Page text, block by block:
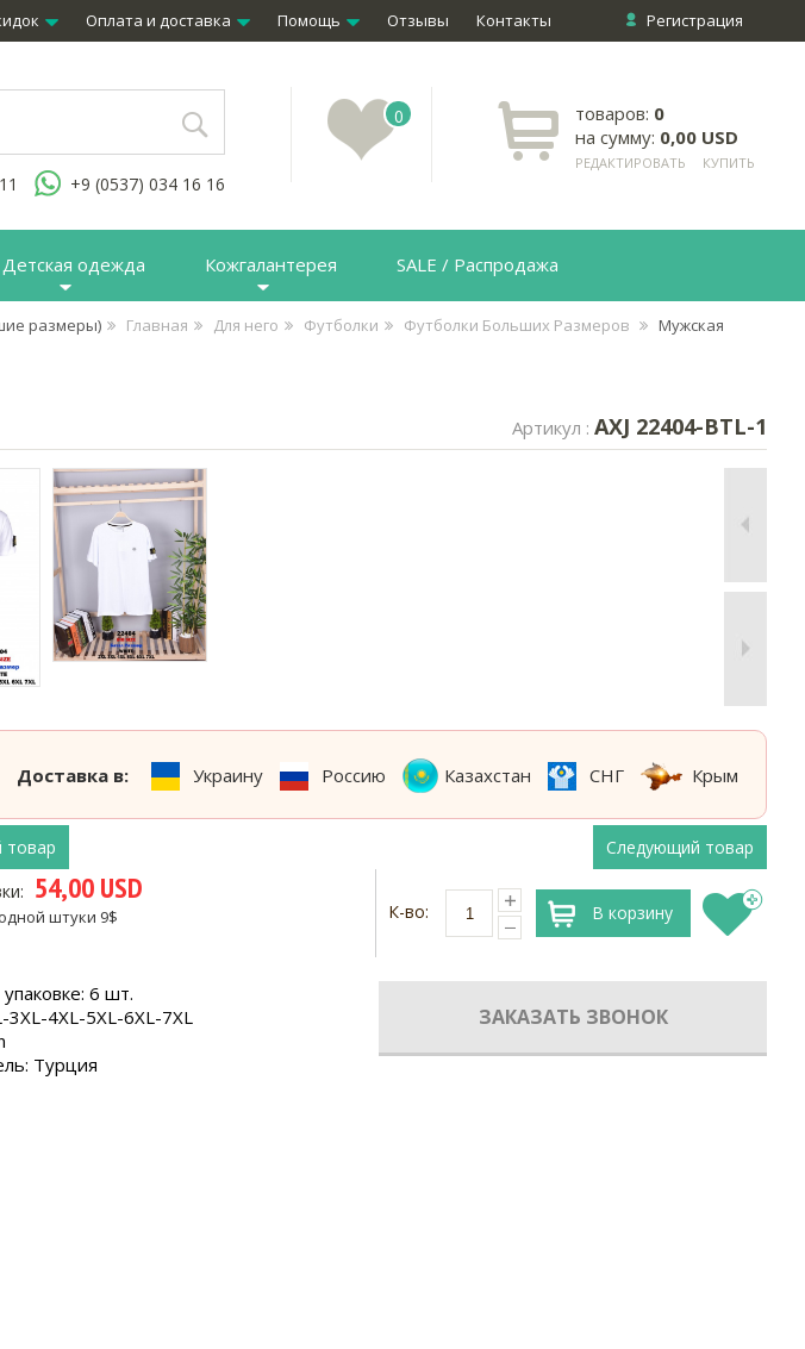
Регистрация
Оплата и доставка Помощь Отзывы Контакты
+9 (0537) 034 16 16
0 товаров: 0
на сумму: 0,00 USD
РЕДАКТИРОВАТЬ КУПИТЬ
Детская одежда Кожгалантерея SALE / Распродажа
размеры) Главная Для него Футболки Футболки Больших Размеров Мужская
Артикул : AXJ 22404-BTL-1
Доставка в: Украину Россию Казахстан СНГ Крым
товар
Следующий товар
54,00 USD
штуки 9$ К-во: В корзину
6 шт.
4XL-5XL-6XL-7XL
Турция
ЗАКАЗАТЬ ЗВОНОК